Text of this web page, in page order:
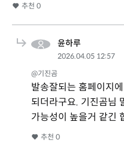
추천 0
윤하루
2026.04.05 12:57
@기진곰
발송잘되는 홈페이지
되더라구요. 기진곰님
가능성이 높을거 같긴
추천 0